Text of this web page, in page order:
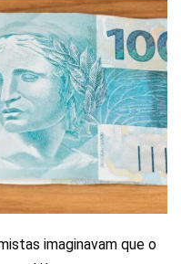
imaginavam que o